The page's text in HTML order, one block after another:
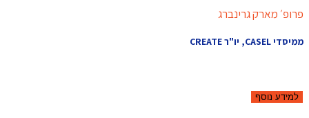
פרופ׳ מארק גרינברג
ממיסדי CASEL, יו"ר CREATE
למידע נוסף